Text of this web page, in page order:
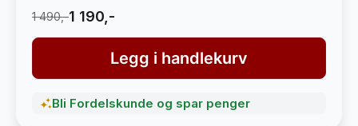
1 490,-1 190,-
Legg i handlekurv
Bli Fordelskunde og spar penger